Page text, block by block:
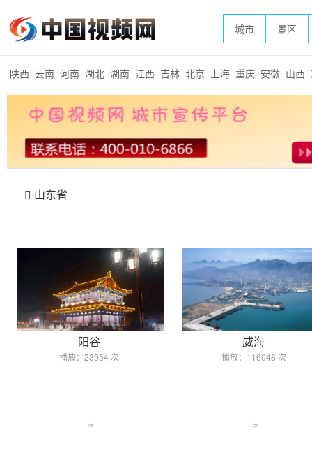
城市 景区
陕西 云南 河南 湖北 湖南 江西 吉林 北京 上海 重庆 安徽 山西
山东省
阳谷
播放：23954 次
威海
播放：116048 次